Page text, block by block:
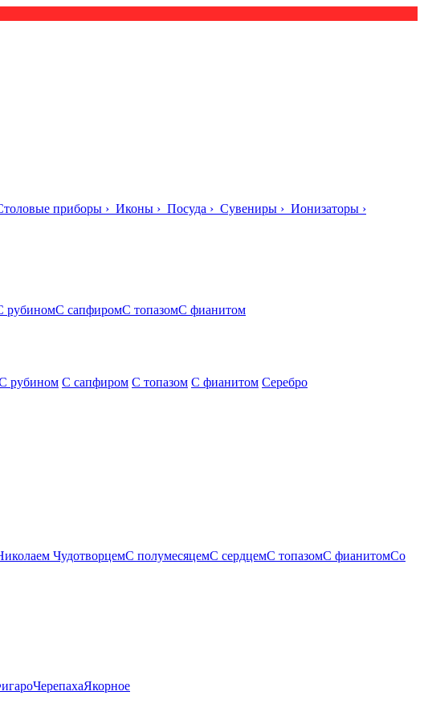
приборы › Иконы › Посуда › Сувениры › Ионизаторы ›
рубиномС сапфиромС топазомС фианитом
рубином С сапфиром С топазом С фианитом Серебро
ЧудотворцемС полумесяцемС сердцемС топазомС фианитомСо
ЧерепахаЯкорное